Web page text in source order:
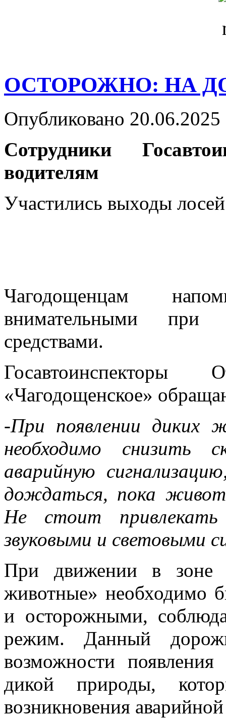
ОСТОРОЖНО: НА
Опубликовано
Сотрудники
водителям
Участились выходы
Чагодощенцам
внимательными при
средствами.
«Чагодощенское»
-При появлении диких
необходимо снизить
аварийную
дождаться, пока
Не стоит
звуковыми и световыми
При движении в зоне
животные» необходимо
и осторожными,
режим. Данный
возможности
дикой природы,
возникновения